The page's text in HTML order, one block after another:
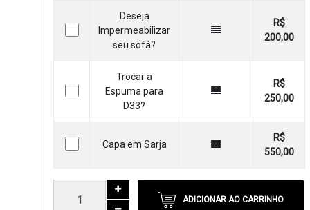
Deseja
Impermeabilizar
seu sofá?
R$
200,00
Trocar a
Espuma para
D33?
R$
250,00
Capa em Sarja
R$
550,00
ADICIONAR AO CARRINHO